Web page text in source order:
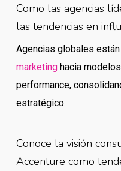
Como las agencias
las tendencias en
Agencias globales
marketinghacia
performance,
estratégico.
Conoce la visión
Accenture como